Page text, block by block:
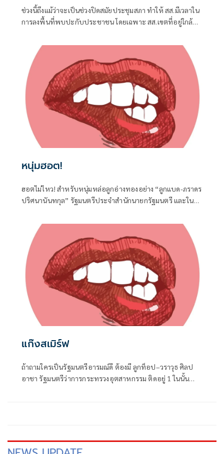
ช่วงนี้ถึงแม้ว่าจะเป็นช่วงปิดสมัยประชุมสภา ทำให้ สส.มีเวลาใน
การลงพื้นที่พบปะกับประชาชน โดยเฉพาะ สส.เขตที่อยู่ใกล้ชิด
ปัญหาในเขต
หนุ่มฮอต!
ฮอตไม่ไหว! สำหรับหนุ่มหล่อลูกอ่างทองอย่าง “ลูกแบด-ภราดร
ปริศนานันทกุล” รัฐมนตรีประจำสำนักนายกรัฐมนตรี และใน
รอบวันคล้ายวันเกิด 77 ปี ของนายประภัตร โพธสุธน
สส.สุพรรณบุรี จากค่ายเดียวกันที่จังหวัดสุพรรณบุรี เมื่อวันที่ 1
สิงหาคมที่ผ่านมา
แก๊งสเมิร์ฟ
ถ้าถามใครเป็นรัฐมนตรีอารมณ์ดี ต้องมี ลูกท็อป–วราวุธ ศิลป
อาชา รัฐมนตรีว่าการกระทรวงอุตสาหกรรม ติดอยู่ 1 ในนั้น